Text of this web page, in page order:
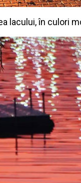
lacului, în culori